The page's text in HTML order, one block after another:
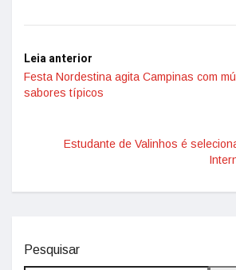
Leia anterior
Festa Nordestina agita Campinas com
sabores típicos
Estudante de Valinhos é
Pesquisar